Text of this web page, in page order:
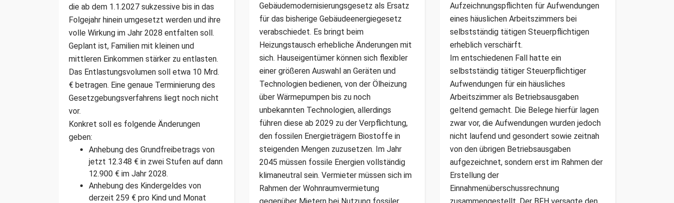
die ab dem 1.1.2027 sukzessive bis in das
Folgejahr hinein umgesetzt werden und ihre
volle Wirkung im Jahr 2028 entfalten soll.
Geplant ist, Familien mit kleinen und
mittleren Einkommen stärker zu entlasten.
Das Entlastungsvolumen soll etwa 10 Mrd.
€ betragen. Eine genaue Terminierung des
Gesetzgebungsverfahrens liegt noch nicht
vor.
Konkret soll es folgende Änderungen
geben:
Anhebung des Grundfreibetrags von
jetzt 12.348 € in zwei Stufen auf dann
12.900 € im Jahr 2028.
Anhebung des Kindergeldes von
derzeit 259 € pro Kind und Monat
Gebäudemodernisierungsgesetz als Ersatz
für das bisherige Gebäudeenergiegesetz
verabschiedet. Es bringt beim
Heizungstausch erhebliche Änderungen mit
sich. Hauseigentümer können sich flexibler
einer größeren Auswahl an Geräten und
Technologien bedienen, von der Ölheizung
über Wärmepumpen bis zu noch
unbekannten Technologien, allerdings
führen diese ab 2029 zu der Verpflichtung,
den fossilen Energieträgern Biostoffe in
steigenden Mengen zuzusetzen. Im Jahr
2045 müssen fossile Energien vollständig
klimaneutral sein. Vermieter müssen sich im
Rahmen der Wohnraumvermietung
Aufzeichnungspflichten für Aufwendungen
eines häuslichen Arbeitszimmers bei
selbstständig tätigen Steuerpflichtigen
erheblich verschärft.
Im entschiedenen Fall hatte ein
selbstständig tätiger Steuerpflichtiger
Aufwendungen für ein häusliches
Arbeitszimmer als Betriebsausgaben
geltend gemacht. Die Belege hierfür lagen
zwar vor, die Aufwendungen wurden jedoch
nicht laufend und gesondert sowie zeitnah
von den übrigen Betriebsausgaben
aufgezeichnet, sondern erst im Rahmen der
Erstellung der
Einnahmenüberschussrechnung